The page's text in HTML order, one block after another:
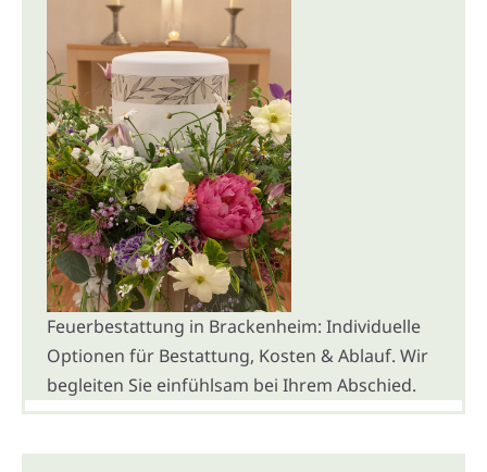
Feuerbestattung in Brackenheim: Individuelle
Optionen für Bestattung, Kosten & Ablauf. Wir
begleiten Sie einfühlsam bei Ihrem Abschied.